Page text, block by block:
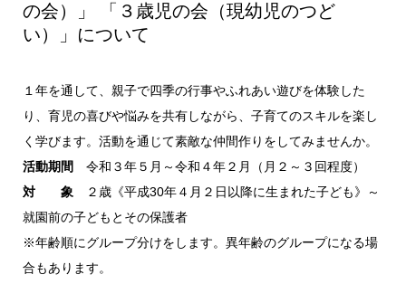
の会）」 「３歳児の会（現幼児のつど
い）」について
１年を通して、親子で四季の行事やふれあい遊びを体験した
り、育児の喜びや悩みを共有しながら、子育てのスキルを楽し
く学びます。活動を通じて素敵な仲間作りをしてみませんか。
活動期間
令和３年５月～令和４年２月（月２～３回程度）
対 象 ２歳《平成30年４月２日以降に生まれた子ども》～
就園前の子どもとその保護者
※年齢順にグループ分けをします。異年齢のグループになる場
合もあります。